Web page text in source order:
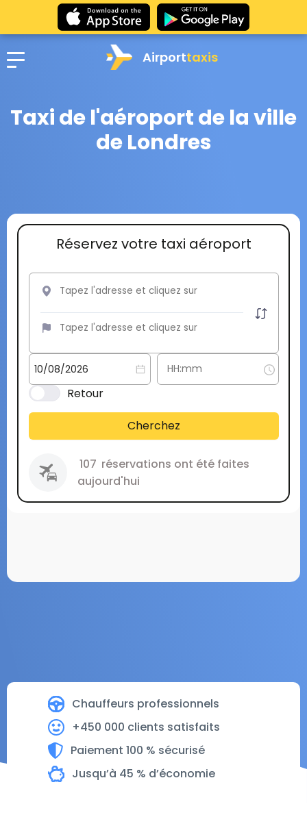
Airporttaxis
Taxi de l'aéroport de la ville
de Londres
Chauffeurs professionnels
+450 000 clients satisfaits
Paiement 100 % sécurisé
Jusqu’à 45 % d’économie
Réservez votre taxi aéroport
Retour
Cherchez
107 réservations ont été faites
aujourd'hui